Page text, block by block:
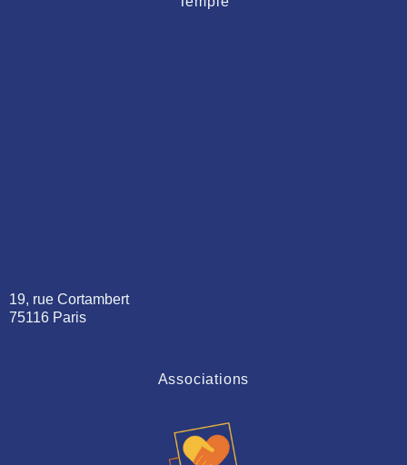
19, rue Cortambert
75116 Paris
Associations